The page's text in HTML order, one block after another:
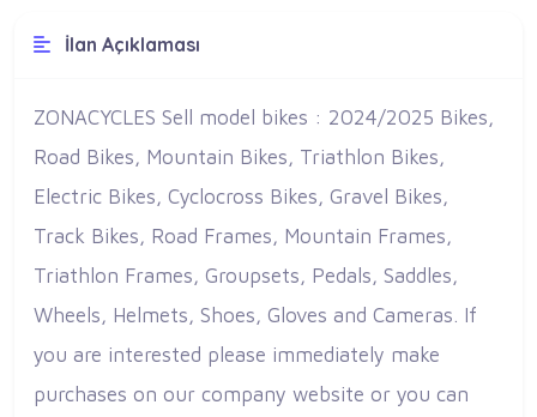
İlan Açıklaması
ZONACYCLES Sell model bikes : 2024/2025 Bikes,
Road Bikes, Mountain Bikes, Triathlon Bikes,
Electric Bikes, Cyclocross Bikes, Gravel Bikes,
Track Bikes, Road Frames, Mountain Frames,
Triathlon Frames, Groupsets, Pedals, Saddles,
Wheels, Helmets, Shoes, Gloves and Cameras. If
you are interested please immediately make
purchases on our company website or you can